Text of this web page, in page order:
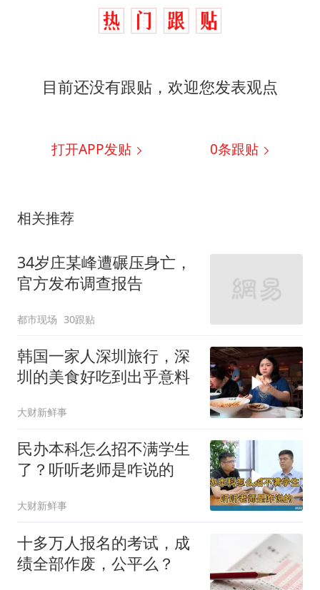
目前还没有跟贴，欢迎您发表观点
打开APP发贴 0条跟贴
相关推荐
34岁庄某峰遭碾压身亡，
官方发布调查报告
都市现场 30跟贴
韩国一家人深圳旅行，深
圳的美食好吃到出乎意料
大财新鲜事
民办本科怎么招不满学生
了？听听老师是咋说的
大财新鲜事
十多万人报名的考试，成
绩全部作废，公平么？